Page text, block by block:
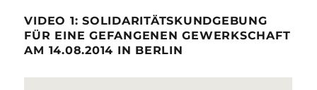
VIDEO 1: SOLIDARITÄTSKUNDGEBUNG
FÜR EINE GEFANGENEN GEWERKSCHAFT
AM 14.08.2014 IN BERLIN